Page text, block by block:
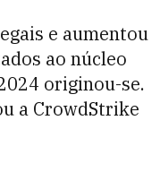
e aumentou
ao núcleo
originou-se.
a CrowdStrike